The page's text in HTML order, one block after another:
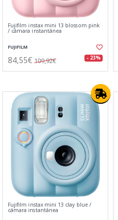
Fujifilm instax mini 13 blossom pink
/ cámara instantánea
FUJIFILM
84,55€ 109,92€ - 23%
Fujifilm instax mini 13 clay blue /
cámara instantánea